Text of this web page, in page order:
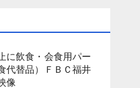
に飲食・会食用パー
代替品）ＦＢＣ福井
像